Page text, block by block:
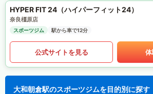
HYPER FIT 24（ハイパーフィット24）
奈良橿原店
スポーツジム 駅から車で12分
公式サイトを見る
大和朝倉駅のスポーツジムを目的別に探す